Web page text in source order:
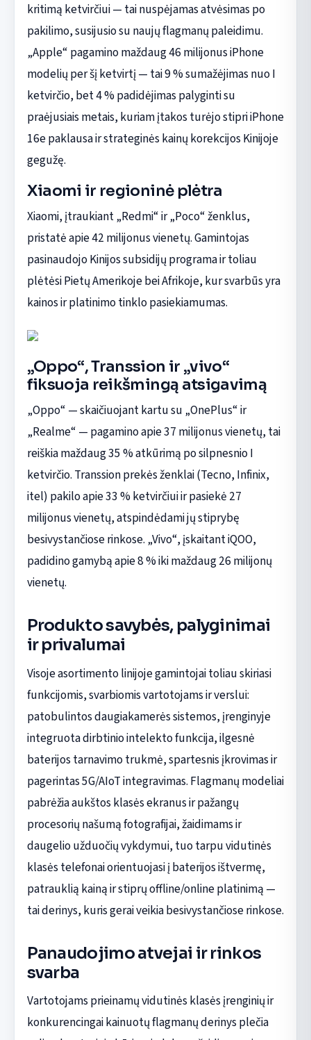
kritimą ketvirčiui — tai nuspėjamas atvėsimas po
pakilimo, susijusio su naujų flagmanų paleidimu.
„Apple“ pagamino maždaug 46 milijonus iPhone
modelių per šį ketvirtį — tai 9 % sumažėjimas nuo I
ketvirčio, bet 4 % padidėjimas palyginti su
praėjusiais metais, kuriam įtakos turėjo stipri iPhone
16e paklausa ir strateginės kainų korekcijos Kinijoje
gegužę.
Xiaomi ir regioninė plėtra
Xiaomi, įtraukiant „Redmi“ ir „Poco“ ženklus,
pristatė apie 42 milijonus vienetų. Gamintojas
pasinaudojo Kinijos subsidijų programa ir toliau
plėtėsi Pietų Amerikoje bei Afrikoje, kur svarbūs yra
kainos ir platinimo tinklo pasiekiamumas.
„Oppo“, Transsion ir „vivo“
fiksuoja reikšmingą atsigavimą
„Oppo“ — skaičiuojant kartu su „OnePlus“ ir
„Realme“ — pagamino apie 37 milijonus vienetų, tai
reiškia maždaug 35 % atkūrimą po silpnesnio I
ketvirčio. Transsion prekės ženklai (Tecno, Infinix,
itel) pakilo apie 33 % ketvirčiui ir pasiekė 27
milijonus vienetų, atspindėdami jų stiprybę
besivystančiose rinkose. „Vivo“, įskaitant iQOO,
padidino gamybą apie 8 % iki maždaug 26 milijonų
vienetų.
Produkto savybės, palyginimai
ir privalumai
Visoje asortimento linijoje gamintojai toliau skiriasi
funkcijomis, svarbiomis vartotojams ir verslui:
patobulintos daugiakamerės sistemos, įrenginyje
integruota dirbtinio intelekto funkcija, ilgesnė
baterijos tarnavimo trukmė, spartesnis įkrovimas ir
pagerintas 5G/AIoT integravimas. Flagmanų modeliai
pabrėžia aukštos klasės ekranus ir pažangų
procesorių našumą fotografijai, žaidimams ir
daugelio užduočių vykdymui, tuo tarpu vidutinės
klasės telefonai orientuojasi į baterijos ištvermę,
patrauklią kainą ir stiprų offline/online platinimą —
tai derinys, kuris gerai veikia besivystančiose rinkose.
Panaudojimo atvejai ir rinkos
svarba
Vartotojams prieinamų vidutinės klasės įrenginių ir
konkurencingai kainuotų flagmanų derinys plečia